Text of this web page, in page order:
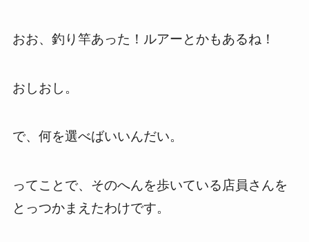
おお、釣り竿あった！ルアーとかもあるね！
おしおし。
で、何を選べばいいんだい。
ってことで、そのへんを歩いている店員さんを
とっつかまえたわけです。